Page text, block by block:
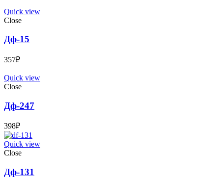
Quick view
Close
Дф-15
357₽
Quick view
Close
Дф-247
398₽
Quick view
Close
Дф-131